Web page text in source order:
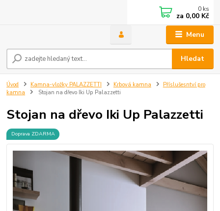
Menu
Hledat
0 ks
za 0,00 Kč
Úvod Kamna-vložky PALAZZETTI Krbová kamna
Příslušesntví pro
kamna
Stojan na dřevo Iki Up Palazzetti
Stojan na dřevo Iki Up Palazzetti
Doprava ZDARMA